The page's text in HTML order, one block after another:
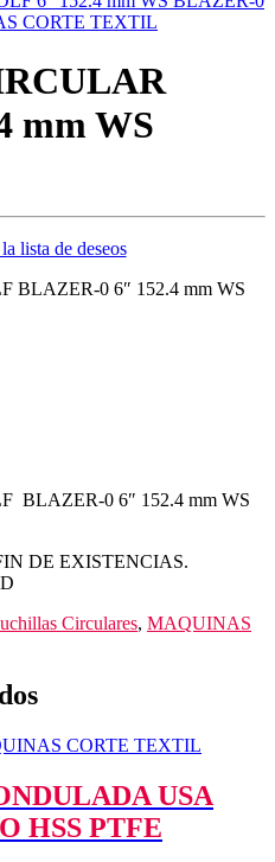
CORTE TEXTIL
mm WS
lista de deseos
0 6″ 152.4 mm WS
BLAZER-0 6″ 152.4 mm WS
DE EXISTENCIAS.
Circulares, MAQUINAS
CORTE TEXTIL
USA
HSS PTFE